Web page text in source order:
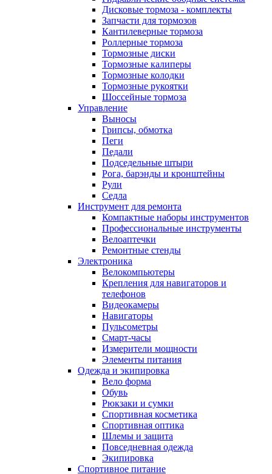
Дисковые тормоза - комплекты
Запчасти для тормозов
Кантилеверные тормоза
Роллерные тормоза
Тормозные диски
Тормозные калиперы
Тормозные колодки
Тормозные рукоятки
Шоссейные тормоза
Управление
Выносы
Грипсы, обмотка
Пеги
Педали
Подседельные штыри
Рога, барэнды и кронштейны
Рули
Седла
Инструмент для ремонта
Компактные наборы инструментов
Профессиональные инструменты
Велоаптечки
Ремонтные стенды
Электроника
Велокомпьютеры
Крепления для навигаторов и
телефонов
Видеокамеры
Навигаторы
Пульсометры
Смарт-часы
Измерители мощности
Элементы питания
Одежда и экипировка
Вело форма
Обувь
Рюкзаки и сумки
Спортивная косметика
Спортивная оптика
Шлемы и защита
Повседневная одежда
Экипировка
Спортивное питание